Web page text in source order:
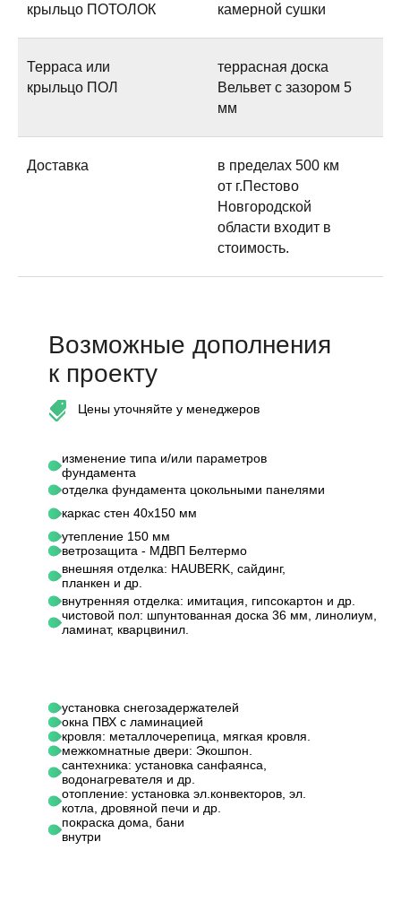
крыльцо ПОТОЛОК камерной сушки
Терраса или
крыльцо ПОЛ
террасная доска
Вельвет с зазором 5
мм
Доставка
в пределах 500 км
от г.Пестово
Новгородской
области входит в
стоимость.
Возможные дополнения
к проекту
Цены уточняйте у менеджеров
изменение типа и/или параметров
фундамента
отделка фундамента цокольными панелями
каркас стен 40х150 мм
утепление 150 мм
ветрозащита - МДВП Белтермо
внешняя отделка: HAUBERK, сайдинг,
планкен и др.
внутренняя отделка: имитация, гипсокартон и др.
чистовой пол: шпунтованная доска 36 мм, линолиум,
ламинат, кварцвинил.
установка снегозадержателей
окна ПВХ с ламинацией
кровля: металлочерепица, мягкая кровля.
межкомнатные двери: Экошпон.
сантехника: установка санфаянса,
водонагревателя и др.
отопление: установка эл.конвекторов, эл.
котла, дровяной печи и др.
покраска дома, бани
внутри